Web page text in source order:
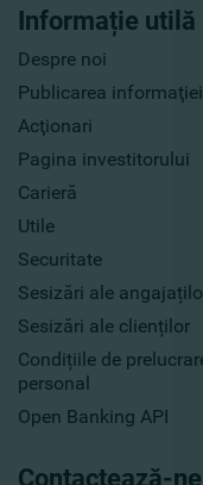
Informație utilă
Despre noi
Publicarea informaţiei
Acţionari
Pagina investitorului
Carieră
Utile
Securitate
Sesizări ale
Sesizări ale clienților
Condițiile de
personal
Open Banking API
Contactează-ne